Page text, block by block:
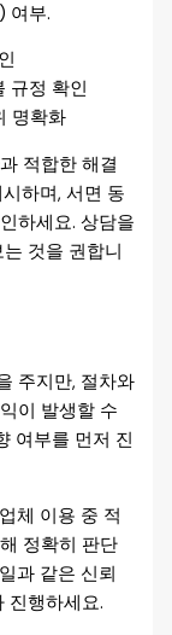
여부.
규정 확인
명확화
적합한 해결
하며, 서면 동
하세요. 상담을
것을 권합니
주지만, 절차와
이 발생할 수
여부를 먼저 진
체 이용 중 적
정확히 판단
과 같은 신뢰
진행하세요.